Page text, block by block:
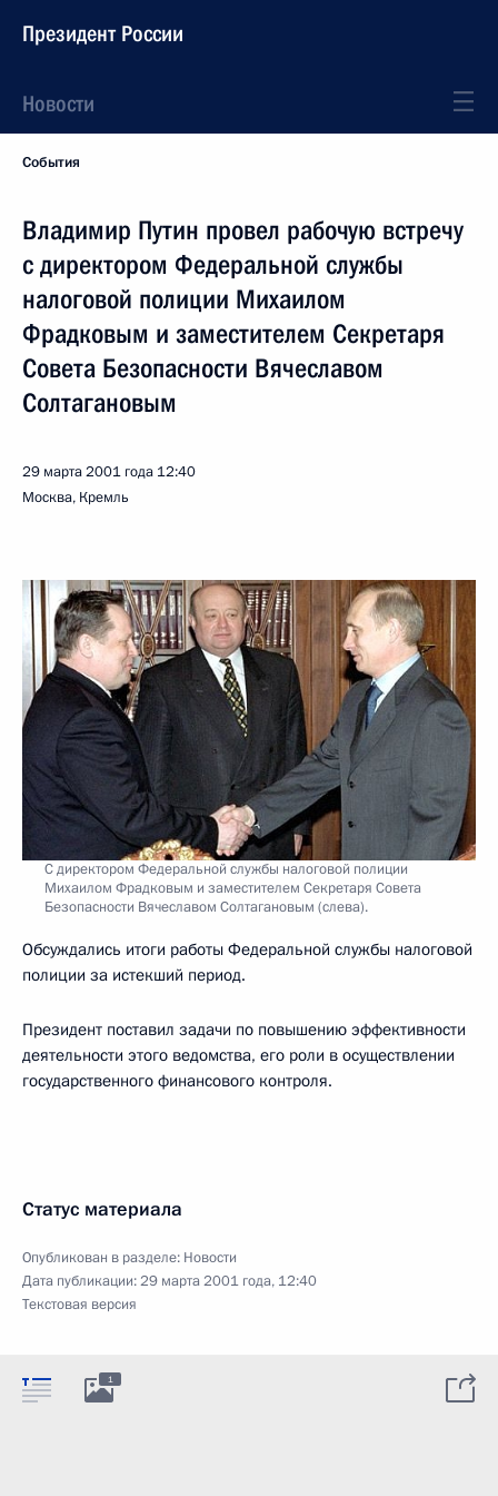
Президент России
Новости
События
Владимир Путин провел рабочую встречу
с директором Федеральной службы
налоговой полиции Михаилом
Фрадковым и заместителем Секретаря
Совета Безопасности Вячеславом
Солтагановым
29 марта 2001 года 12:40
Москва, Кремль
С директором Федеральной службы налоговой полиции
Михаилом Фрадковым и заместителем Секретаря Совета
Безопасности Вячеславом Солтагановым (слева).
Обсуждались итоги работы Федеральной службы налоговой
полиции за истекший период.
Президент поставил задачи по повышению эффективности
деятельности этого ведомства, его роли в осуществлении
государственного финансового контроля.
Статус материала
Опубликован в разделе: Новости
Дата публикации:29 марта 2001 года, 12:40
Текстовая версия
1